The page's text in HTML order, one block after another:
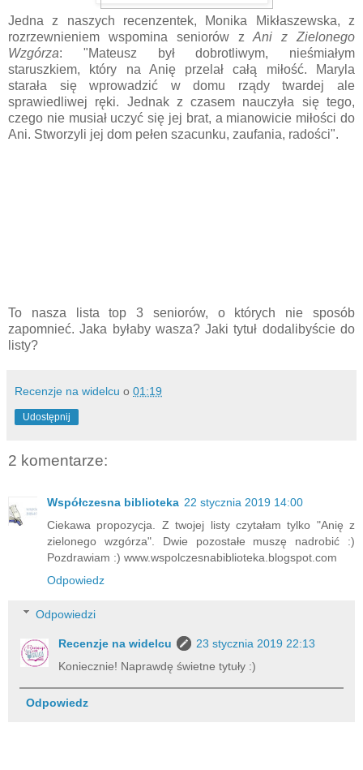
Jedna z naszych recenzentek, Monika Mikłaszewska, z
rozrzewnieniem wspomina seniorów zAni z Zielonego
Wzgórza: "Mateusz był dobrotliwym, nieśmiałym
staruszkiem, który na Anię przelał całą miłość. Maryla
starała się wprowadzić w domu rządy twardej ale
sprawiedliwej ręki. Jednak z czasem nauczyła się tego,
czego nie musiał uczyć się jej brat, a mianowicie miłości do
Ani. Stworzyli jej dom pełen szacunku, zaufania, radości".
To nasza lista top 3 seniorów, o których nie sposób
zapomnieć. Jaka byłaby wasza? Jaki tytuł dodalibyście do
listy?
Recenzje na widelcu o 01:19
Udostępnij
2 komentarze:
Współczesna biblioteka 22 stycznia 2019 14:00
Ciekawa propozycja. Z twojej listy czytałam tylko "Anię z
zielonego wzgórza". Dwie pozostałe muszę nadrobić :)
Pozdrawiam :) www.wspolczesnabiblioteka.blogspot.com
Odpowiedz
Odpowiedzi
Recenzje na widelcu
23 stycznia 2019 22:13
Koniecznie! Naprawdę świetne tytuły :)
Odpowiedz